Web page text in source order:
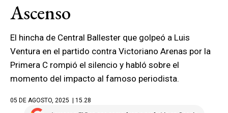
Ascenso
El hincha de Central Ballester que golpeó a Luis
Ventura en el partido contra Victoriano Arenas por la
Primera C rompió el silencio y habló sobre el
momento del impacto al famoso periodista.
05 DE AGOSTO, 2025 | 15.28